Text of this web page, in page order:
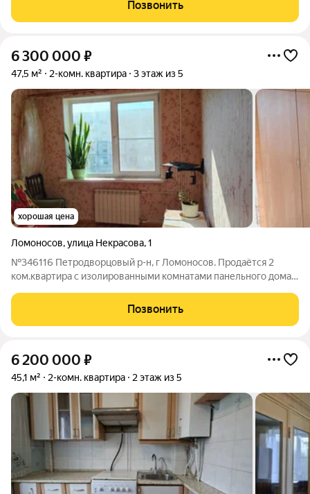
косметический ремонт .В квартире
Позвонить
6 300 000 ₽
47,5 м² 2-комн. квартира 3 этаж из 5
хорошая цена
Ломоносов,улица Некрасова,1
№346116 Петродворцовый р-н, г Ломоносов. Продаётся 2
ком.квартира с изолированными комнатами панельного дома
балкон застеклен стеклопакетами.Квартира светлая, уютная,
окна во двор. Два
Позвонить
6 200 000 ₽
45,1 м² 2-комн. квартира 2 этаж из 5